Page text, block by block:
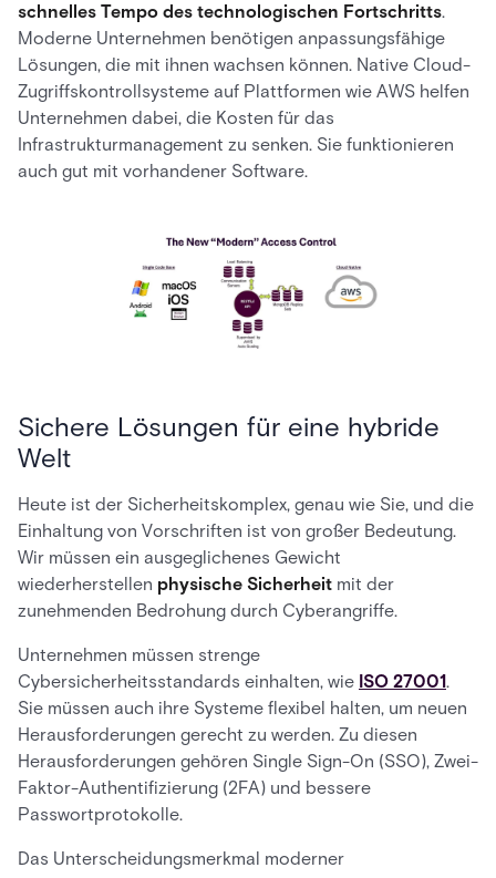
schnelles Tempo des technologischen Fortschritts.
Moderne Unternehmen benötigen anpassungsfähige
Lösungen, die mit ihnen wachsen können. Native Cloud-
Zugriffskontrollsysteme auf Plattformen wie AWS helfen
Unternehmen dabei, die Kosten für das
Infrastrukturmanagement zu senken. Sie funktionieren
auch gut mit vorhandener Software.
Sichere Lösungen für eine hybride
Welt
Heute ist der Sicherheitskomplex, genau wie Sie, und die
Einhaltung von Vorschriften ist von großer Bedeutung.
Wir müssen ein ausgeglichenes Gewicht
wiederherstellen physische Sicherheit mit der
zunehmenden Bedrohung durch Cyberangriffe.
Unternehmen müssen strenge
Cybersicherheitsstandards einhalten, wie ISO 27001.
Sie müssen auch ihre Systeme flexibel halten, um neuen
Herausforderungen gerecht zu werden. Zu diesen
Herausforderungen gehören Single Sign-On (SSO), Zwei-
Faktor-Authentifizierung (2FA) und bessere
Passwortprotokolle.
Das Unterscheidungsmerkmal moderner